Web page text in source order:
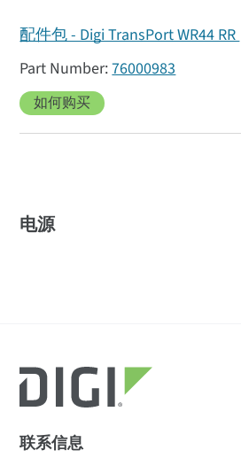
配件包 - Digi TransPort WR44 RR
76000983
如何购买
电源
联系信息